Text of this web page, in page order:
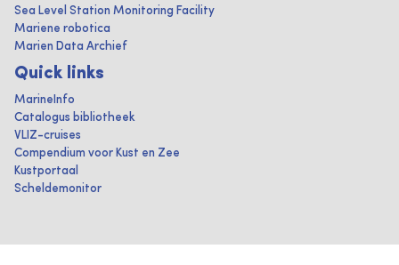
Sea Level Station Monitoring Facility
Mariene robotica
Marien Data Archief
Quick links
MarineInfo
Catalogus bibliotheek
VLIZ-cruises
Compendium voor Kust en Zee
Kustportaal
Scheldemonitor